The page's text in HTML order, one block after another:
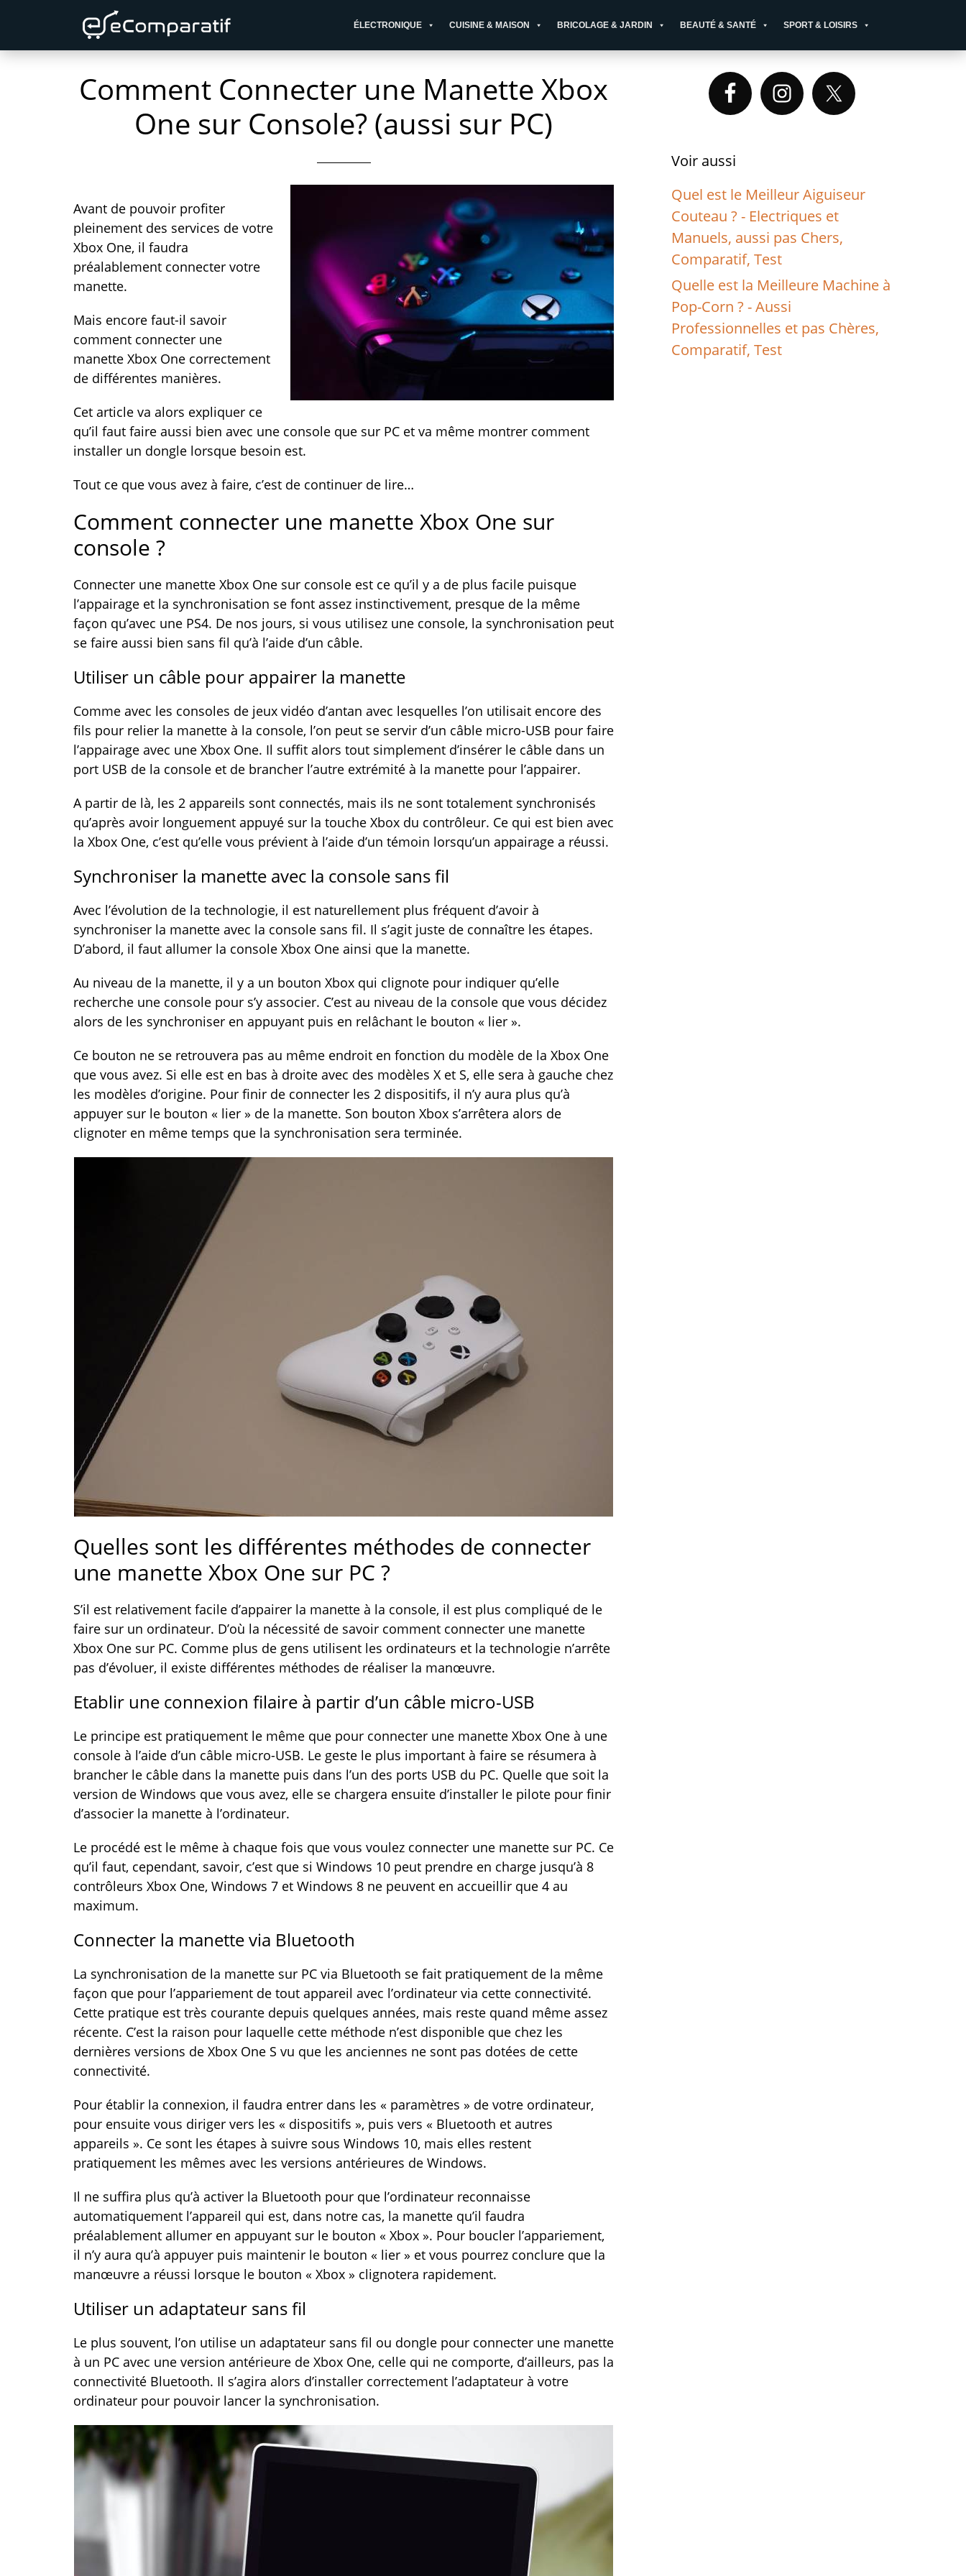
primary
content
primary
ÉLECTRONIQUE CUISINE & MAISON BRICOLAGE & JARDIN BEAUTÉ & SANTÉ SPORT & LOISIRS
Comment Connecter une Manette Xbox
One sur Console? (aussi sur PC)
Avant de pouvoir profiter
pleinement des services de votre
Xbox One, il faudra
préalablement connecter votre
manette.
Mais encore faut-il savoir
comment connecter une
manette Xbox One correctement
de différentes manières.
Cet article va alors expliquer ce
qu’il faut faire aussi bien avec une console que sur PC et va même montrer comment
installer un dongle lorsque besoin est.
Tout ce que vous avez à faire, c’est de continuer de lire…
Comment connecter une manette Xbox One sur
console ?
Connecter une manette Xbox One sur console est ce qu’il y a de plus facile puisque
l’appairage et la synchronisation se font assez instinctivement, presque de la même
façon qu’avec une PS4. De nos jours, si vous utilisez une console, la synchronisation peut
se faire aussi bien sans fil qu’à l’aide d’un câble.
Utiliser un câble pour appairer la manette
Comme avec les consoles de jeux vidéo d’antan avec lesquelles l’on utilisait encore des
fils pour relier la manette à la console, l’on peut se servir d’un câble micro-USB pour faire
l’appairage avec une Xbox One. Il suffit alors tout simplement d’insérer le câble dans un
port USB de la console et de brancher l’autre extrémité à la manette pour l’appairer.
A partir de là, les 2 appareils sont connectés, mais ils ne sont totalement synchronisés
qu’après avoir longuement appuyé sur la touche Xbox du contrôleur. Ce qui est bien avec
la Xbox One, c’est qu’elle vous prévient à l’aide d’un témoin lorsqu’un appairage a réussi.
Synchroniser la manette avec la console sans fil
Avec l’évolution de la technologie, il est naturellement plus fréquent d’avoir à
synchroniser la manette avec la console sans fil. Il s’agit juste de connaître les étapes.
D’abord, il faut allumer la console Xbox One ainsi que la manette.
Au niveau de la manette, il y a un bouton Xbox qui clignote pour indiquer qu’elle
recherche une console pour s’y associer. C’est au niveau de la console que vous décidez
alors de les synchroniser en appuyant puis en relâchant le bouton « lier ».
Ce bouton ne se retrouvera pas au même endroit en fonction du modèle de la Xbox One
que vous avez. Si elle est en bas à droite avec des modèles X et S, elle sera à gauche chez
les modèles d’origine. Pour finir de connecter les 2 dispositifs, il n’y aura plus qu’à
appuyer sur le bouton « lier » de la manette. Son bouton Xbox s’arrêtera alors de
clignoter en même temps que la synchronisation sera terminée.
Quelles sont les différentes méthodes de connecter
une manette Xbox One sur PC ?
S’il est relativement facile d’appairer la manette à la console, il est plus compliqué de le
faire sur un ordinateur. D’où la nécessité de savoir comment connecter une manette
Xbox One sur PC. Comme plus de gens utilisent les ordinateurs et la technologie n’arrête
pas d’évoluer, il existe différentes méthodes de réaliser la manœuvre.
Etablir une connexion filaire à partir d’un câble micro-USB
Le principe est pratiquement le même que pour connecter une manette Xbox One à une
console à l’aide d’un câble micro-USB. Le geste le plus important à faire se résumera à
brancher le câble dans la manette puis dans l’un des ports USB du PC. Quelle que soit la
version de Windows que vous avez, elle se chargera ensuite d’installer le pilote pour finir
d’associer la manette à l’ordinateur.
Le procédé est le même à chaque fois que vous voulez connecter une manette sur PC. Ce
qu’il faut, cependant, savoir, c’est que si Windows 10 peut prendre en charge jusqu’à 8
contrôleurs Xbox One, Windows 7 et Windows 8 ne peuvent en accueillir que 4 au
maximum.
Connecter la manette via Bluetooth
La synchronisation de la manette sur PC via Bluetooth se fait pratiquement de la même
façon que pour l’appariement de tout appareil avec l’ordinateur via cette connectivité.
Cette pratique est très courante depuis quelques années, mais reste quand même assez
récente. C’est la raison pour laquelle cette méthode n’est disponible que chez les
dernières versions de Xbox One S vu que les anciennes ne sont pas dotées de cette
connectivité.
Pour établir la connexion, il faudra entrer dans les « paramètres » de votre ordinateur,
pour ensuite vous diriger vers les « dispositifs », puis vers « Bluetooth et autres
appareils ». Ce sont les étapes à suivre sous Windows 10, mais elles restent
pratiquement les mêmes avec les versions antérieures de Windows.
Il ne suffira plus qu’à activer la Bluetooth pour que l’ordinateur reconnaisse
automatiquement l’appareil qui est, dans notre cas, la manette qu’il faudra
préalablement allumer en appuyant sur le bouton « Xbox ». Pour boucler l’appariement,
il n’y aura qu’à appuyer puis maintenir le bouton « lier » et vous pourrez conclure que la
manœuvre a réussi lorsque le bouton « Xbox » clignotera rapidement.
Utiliser un adaptateur sans fil
Le plus souvent, l’on utilise un adaptateur sans fil ou dongle pour connecter une manette
à un PC avec une version antérieure de Xbox One, celle qui ne comporte, d’ailleurs, pas la
connectivité Bluetooth. Il s’agira alors d’installer correctement l’adaptateur à votre
ordinateur pour pouvoir lancer la synchronisation.
Primary
Sidebar
Voir aussi
Quel est le Meilleur Aiguiseur
Couteau ? - Electriques et
Manuels, aussi pas Chers,
Comparatif, Test
Quelle est la Meilleure Machine à
Pop-Corn ? - Aussi
Professionnelles et pas Chères,
Comparatif, Test